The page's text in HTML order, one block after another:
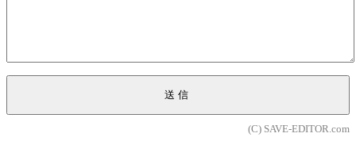
送信
(C) SAVE-EDITOR.com